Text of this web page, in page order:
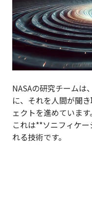
NASAの研究チームは
に、それを人間が聞
ェクトを進めています。
これは**ソニフィケ
れる技術です。